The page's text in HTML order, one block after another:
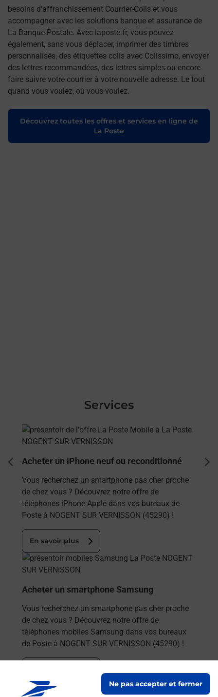
Ne pas accepter et fermer
besoins d'affranchissement Courrier-Colis et vous
accompagner avec les solutions banque et assurance de
La Banque Postale. Avec laposte.fr, vous pouvez
également, sans vous déplacer, imprimer des timbres
personnalisés, des étiquettes colis avec Colissimo, envoyer
des lettres recommandées, des lettres simples ou encore
faire suivre votre courrier à votre nouvelle adresse. Le tout
quand vous voulez, où vous voulez.
Découvrez toutes les offres et services en ligne de
La Poste
Services
En savoir plus
Acheter un iPhone neuf ou reconditionné
Vous recherchez un smartphone pas cher proche
de chez vous ? Découvrez notre offre de
téléphones iPhone Apple dans vos bureaux de
Poste à NOGENT SUR VERNISSON (45290) !
En savoir plus
En savoir plus
Acheter un smartphone Samsung
Vous recherchez un smartphone pas cher proche
de chez vous ? Découvrez notre offre de
téléphones mobiles Samsung dans vos bureaux
de Poste à NOGENT SUR VERNISSON (45290) !
En savoir plus